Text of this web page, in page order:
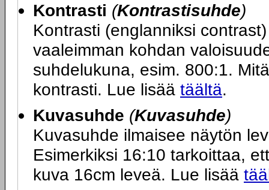
Kontrasti (Kontrastisuhde)
Kontrasti (englanniksi
vaaleimman kohdan
suhdelukuna, esim. 800:1.
kontrasti. Lue lisää täältä.
Kuvasuhde (Kuvasuhde)
Kuvasuhde ilmaisee näytön
Esimerkiksi 16:10 tarkoittaa,
kuva 16cm leveä. Lue lisää